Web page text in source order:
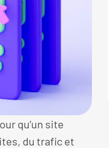
qu’un site
du trafic et